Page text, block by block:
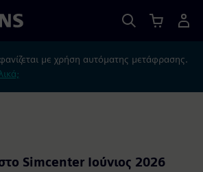
με χρήση αυτόματης μετάφρασης.
Simcenter Ιούνιος 2026